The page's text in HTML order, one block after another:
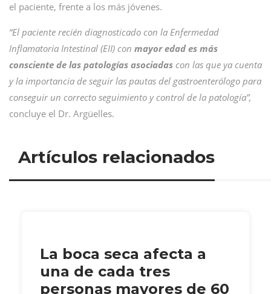
el paciente, frente a los más jóvenes.
“El paciente recién diagnosticado con la Enfermedad
Inflamatoria Intestinal (EII) con mayor edad es más
consciente de las patologías asociadas con las que ya cuenta
y la importancia de seguir las pautas del gastroenterólogo para
conseguir un correcto seguimiento y control de la patología”,
concluye el Dr. Argüelles.
Artículos relacionados
La boca seca afecta a
una de cada tres
personas mayores de 60